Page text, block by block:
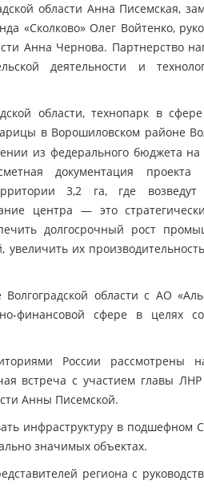
области Анна Писемская,
«Сколково» Олег Войтенко,
Анна Чернова. Партнерство
деятельности и
области, технопарк в
в Ворошиловском районе
из федерального бюджета на
документация проекта
3,2 га, где возведут
центра — это
долгосрочный рост
увеличить их
области с АО
финансовой сфере в целях
России рассмотрены
встреча с участием главы
Анны Писемской.
инфраструктуру в подшефном
значимых объектах.
региона с